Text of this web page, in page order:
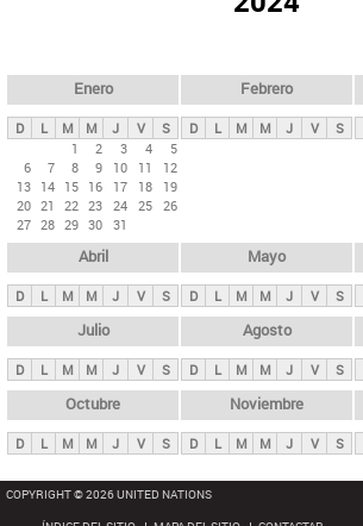
ds
p
n
i
p
a
l
s
Enero
D L M M J V
S
1
2 3 4
5
6
7 8 9 10 11
12
13 14 15 16 17 18
19
20 21 22 23 24 25 26
27 28 29 30 31
Febrero
D L M M J V S
Abril
D L M M J V S
Mayo
D L M M J V S
Julio
D L M M J V S
Agosto
D L M M J V S
Octubre
D L M M J V S
Noviembre
D L M M J V S
COPYRIGHT © 2026 UNITED NATIONS